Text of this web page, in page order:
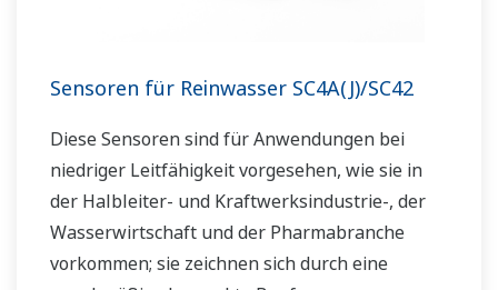
Sensoren für Reinwasser SC4A(J)/SC42
Diese Sensoren sind für Anwendungen bei
niedriger Leitfähigkeit vorgesehen, wie sie in
der Halbleiter- und Kraftwerksindustrie-, der
Wasserwirtschaft und der Pharmabranche
vorkommen; sie zeichnen sich durch eine